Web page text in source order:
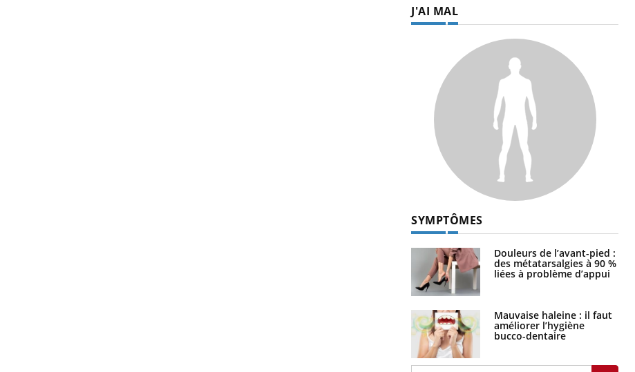
J'AI MAL
SYMPTÔMES
Douleurs de l’avant-pied :
des métatarsalgies à 90 %
liées à problème d’appui
Mauvaise haleine : il faut
améliorer l’hygiène
bucco-dentaire